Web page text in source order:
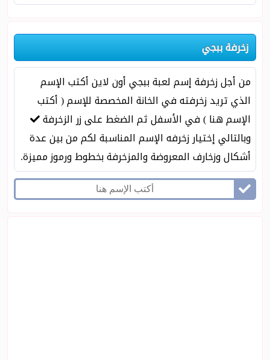
زخرفة ببجي
من أجل زخرفة إسم لعبة ببجي أون لاين أكتب الإسم
الذي تريد زخرفته في الخانة المخصصة للإسم ( أكتب
الإسم هنا ) في الأسفل ثم الضغط على زر الزخرفة
وبالتالي إختيار زخرفه الإسم المناسبة لكم من بين عدة
أشكال وزخارف المعروضة والمزخرفة بخطوط ورموز مميزة.